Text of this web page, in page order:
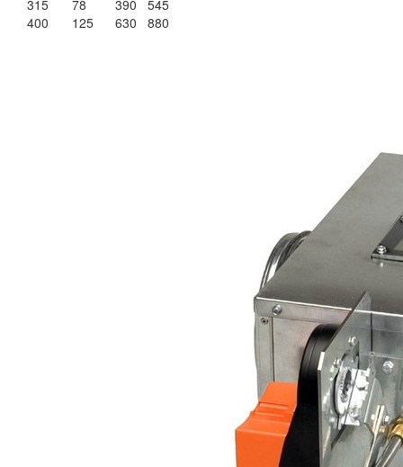
315 78 390
545
400
125 630 880